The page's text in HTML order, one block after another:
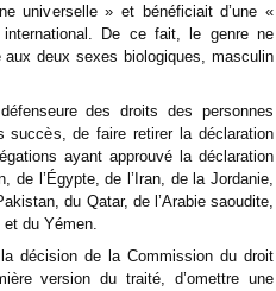
universelle » et bénéficiait d’une «
De ce fait, le genre ne
aux deux sexes biologiques, masculin
des droits des personnes
succès, de faire retirer la déclaration
ayant approuvé la déclaration
de l’Égypte, de l’Iran, de la Jordanie,
du Qatar, de l’Arabie saoudite,
du Yémen.
décision de la Commission du droit
version du traité, d’omettre une